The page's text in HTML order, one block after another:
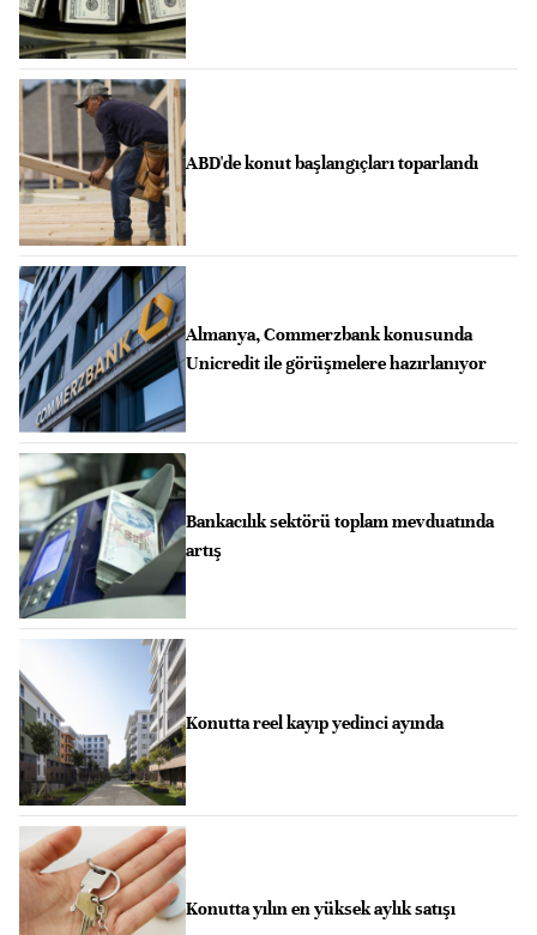
ABD'de konut başlangıçları toparlandı
Almanya, Commerzbank konusunda
Unicredit ile görüşmelere hazırlanıyor
Bankacılık sektörü toplam mevduatında
artış
Konutta reel kayıp yedinci ayında
Konutta yılın en yüksek aylık satışı